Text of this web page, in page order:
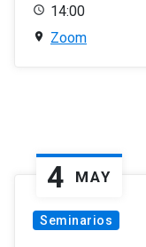
14:00
Zoom
4 MAY
Seminarios